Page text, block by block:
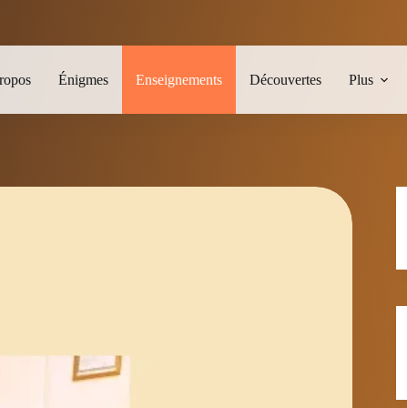
Énigmes Enseignements Découvertes Plus